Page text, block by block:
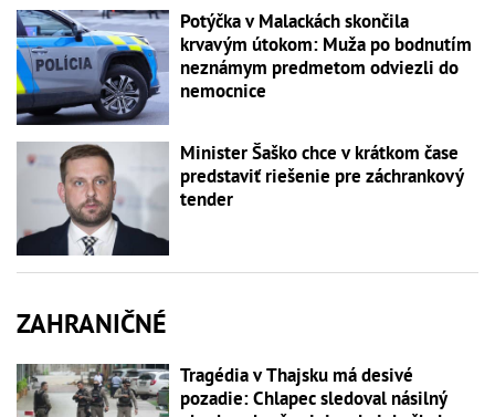
Potýčka v Malackách skončila
krvavým útokom: Muža po bodnutím
neznámym predmetom odviezli do
nemocnice
Minister Šaško chce v krátkom čase
predstaviť riešenie pre záchrankový
tender
ZAHRANIČNÉ
Tragédia v Thajsku má desivé
pozadie: Chlapec sledoval násilný